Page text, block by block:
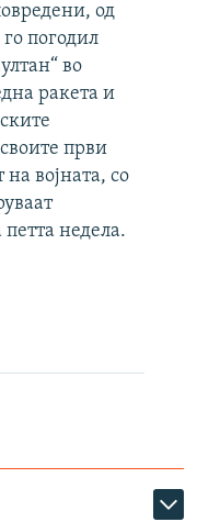
од
погодил
во
ракета и
први
војната, со
петта недела.